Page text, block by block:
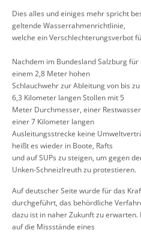
Dies alles und einiges mehr spricht
geltende Wasserrahmenrichtlinie,
welche ein Verschlechterungsverbot
Nachdem im Bundesland Salzburg
einem 2,8 Meter hohen
Schlauchwehr zur Ableitung von bis
6,3 Kilometer langen Stollen mit 5
Meter Durchmesser, einer
einer 7 Kilometer langen
Ausleitungsstrecke keine
heißt es wieder in Boote, Rafts
und auf SUPs zu steigen, um gegen
Unken-Schneizlreuth zu protestieren.
Auf deutscher Seite wurde für das
durchgeführt, das behördliche
dazu ist in naher Zukunft zu
auf die Missstände eines